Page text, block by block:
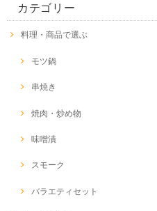
カテゴリー
料理・商品で選ぶ
モツ鍋
串焼き
焼肉・炒め物
味噌漬
スモーク
バラエティセット